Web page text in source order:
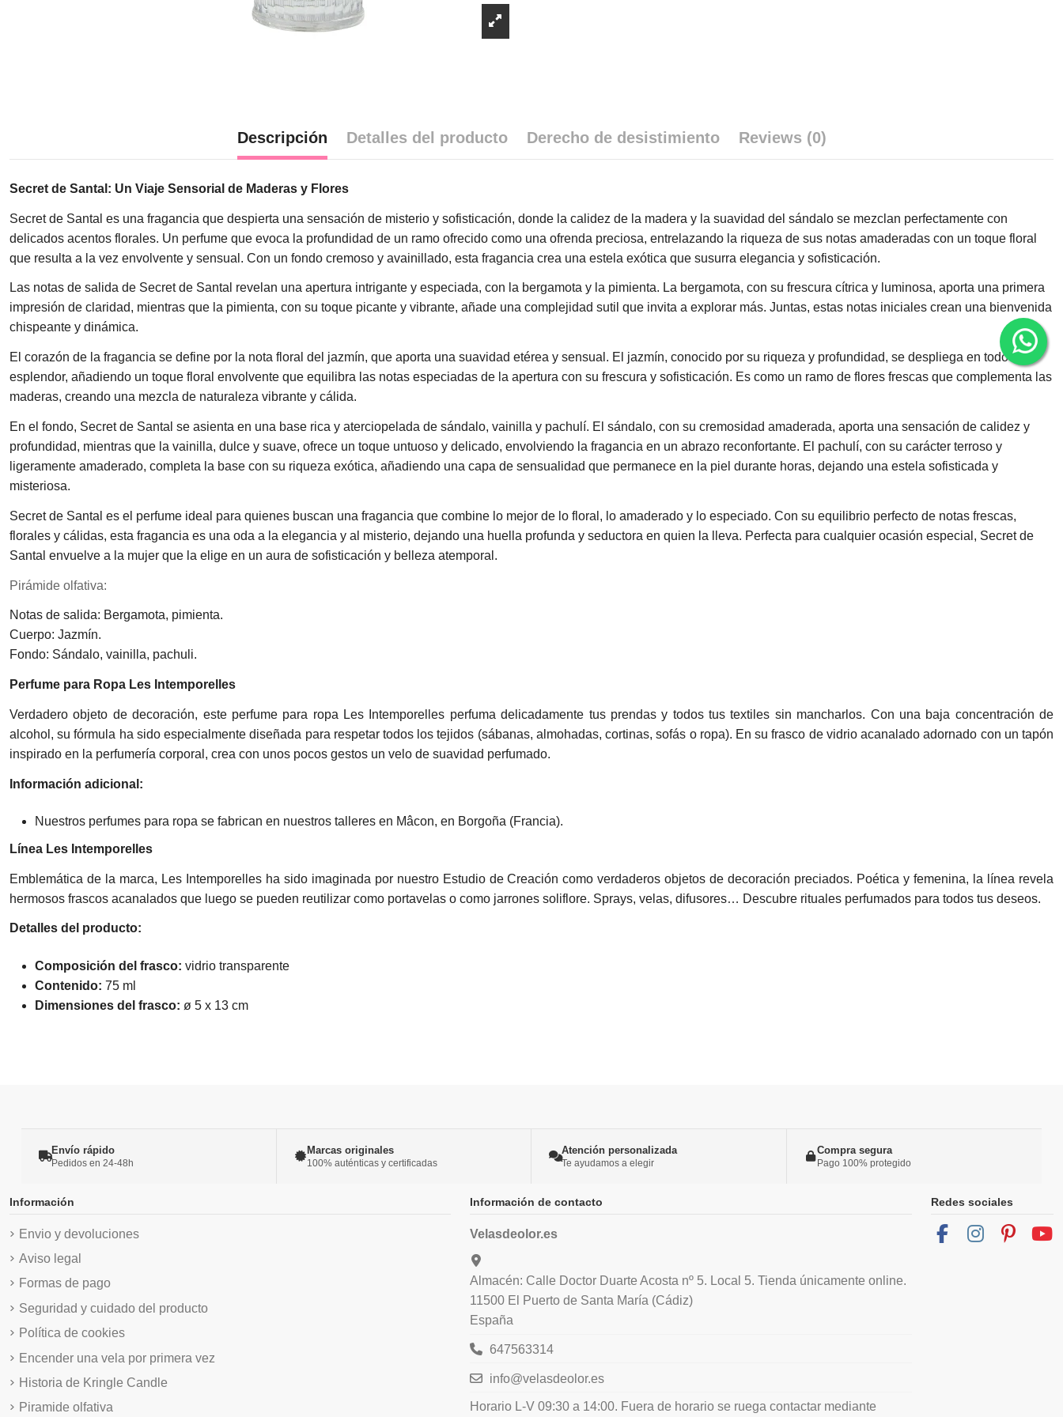
Descripción Detalles del producto Derecho de desistimiento Reviews (0)
Secret de Santal: Un Viaje Sensorial de Maderas y Flores
Secret de Santal es una fragancia que despierta una sensación de misterio y sofisticación, donde la calidez de la madera y la suavidad del sándalo se mezclan perfectamente con
delicados acentos florales. Un perfume que evoca la profundidad de un ramo ofrecido como una ofrenda preciosa, entrelazando la riqueza de sus notas amaderadas con un toque floral
que resulta a la vez envolvente y sensual. Con un fondo cremoso y avainillado, esta fragancia crea una estela exótica que susurra elegancia y sofisticación.
Las notas de salida de Secret de Santal revelan una apertura intrigante y especiada, con la bergamota y la pimienta. La bergamota, con su frescura cítrica y luminosa, aporta una primera
impresión de claridad, mientras que la pimienta, con su toque picante y vibrante, añade una complejidad sutil que invita a explorar más. Juntas, estas notas iniciales crean una bienvenida
chispeante y dinámica.
El corazón de la fragancia se define por la nota floral del jazmín, que aporta una suavidad etérea y sensual. El jazmín, conocido por su riqueza y profundidad, se despliega en todo su
esplendor, añadiendo un toque floral envolvente que equilibra las notas especiadas de la apertura con su frescura y sofisticación. Es como un ramo de flores frescas que complementa las
maderas, creando una mezcla de naturaleza vibrante y cálida.
En el fondo, Secret de Santal se asienta en una base rica y aterciopelada de sándalo, vainilla y pachulí. El sándalo, con su cremosidad amaderada, aporta una sensación de calidez y
profundidad, mientras que la vainilla, dulce y suave, ofrece un toque untuoso y delicado, envolviendo la fragancia en un abrazo reconfortante. El pachulí, con su carácter terroso y
ligeramente amaderado, completa la base con su riqueza exótica, añadiendo una capa de sensualidad que permanece en la piel durante horas, dejando una estela sofisticada y
misteriosa.
Secret de Santal es el perfume ideal para quienes buscan una fragancia que combine lo mejor de lo floral, lo amaderado y lo especiado. Con su equilibrio perfecto de notas frescas,
florales y cálidas, esta fragancia es una oda a la elegancia y al misterio, dejando una huella profunda y seductora en quien la lleva. Perfecta para cualquier ocasión especial, Secret de
Santal envuelve a la mujer que la elige en un aura de sofisticación y belleza atemporal.
Pirámide olfativa:
Notas de salida: Bergamota, pimienta.
Cuerpo: Jazmín.
Fondo: Sándalo, vainilla, pachuli.
Perfume para Ropa Les Intemporelles
Verdadero objeto de decoración, este perfume para ropa Les Intemporelles perfuma delicadamente tus prendas y todos tus textiles sin mancharlos. Con una baja concentración de
alcohol, su fórmula ha sido especialmente diseñada para respetar todos los tejidos (sábanas, almohadas, cortinas, sofás o ropa). En su frasco de vidrio acanalado adornado con un tapón
inspirado en la perfumería corporal, crea con unos pocos gestos un velo de suavidad perfumado.
Información adicional:
Nuestros perfumes para ropa se fabrican en nuestros talleres en Mâcon, en Borgoña (Francia).
Línea Les Intemporelles
Emblemática de la marca, Les Intemporelles ha sido imaginada por nuestro Estudio de Creación como verdaderos objetos de decoración preciados. Poética y femenina, la línea revela
hermosos frascos acanalados que luego se pueden reutilizar como portavelas o como jarrones soliflore. Sprays, velas, difusores… Descubre rituales perfumados para todos tus deseos.
Detalles del producto:
Composición del frasco: vidrio transparente
Contenido: 75 ml
Dimensiones del frasco: ø 5 x 13 cm
Envío rápido
Pedidos en 24-48h
Marcas originales
100% auténticas y certificadas
Atención personalizada
Te ayudamos a elegir
Compra segura
Pago 100% protegido
Información
Envio y devoluciones
Aviso legal
Formas de pago
Seguridad y cuidado del producto
Política de cookies
Encender una vela por primera vez
Historia de Kringle Candle
Piramide olfativa
Información de contacto
Velasdeolor.es
Almacén: Calle Doctor Duarte Acosta nº 5. Local 5. Tienda únicamente online.
11500 El Puerto de Santa María (Cádiz)
España
647563314
info@velasdeolor.es
Horario L-V 09:30 a 14:00. Fuera de horario se ruega contactar mediante
Redes sociales